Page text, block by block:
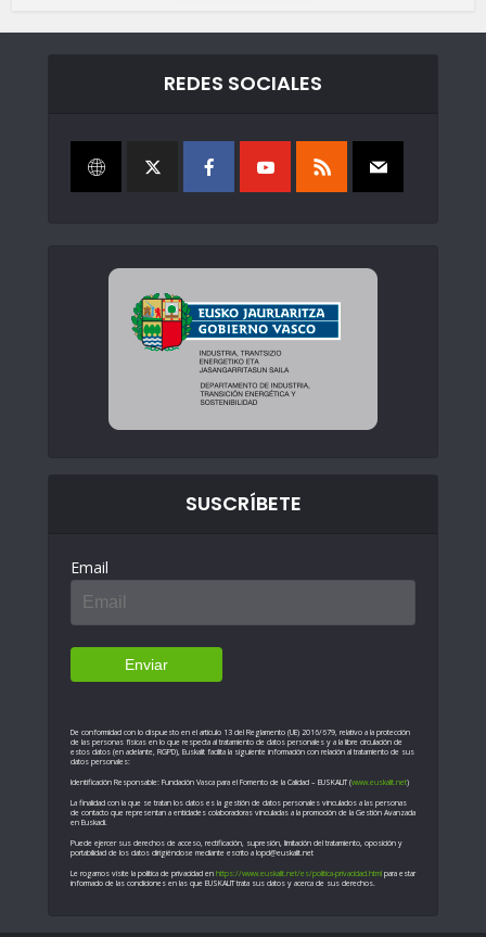
REDES SOCIALES
SUSCRÍBETE
Email
De conformidad con lo dispuesto en el artículo 13 del Reglamento (UE) 2016/679, relativo a la protección
de las personas físicas en lo que respecta al tratamiento de datos personales y a la libre circulación de
estos datos (en adelante, RGPD), Euskalit facilita la siguiente información con relación al tratamiento de sus
datos personales:
Identificación Responsable: Fundación Vasca para el Fomento de la Calidad – EUSKALIT (www.euskalit.net)
La finalidad con la que se tratan los datos es la gestión de datos personales vinculados a las personas
de contacto que representan a entidades colaboradoras vinculadas a la promoción de la Gestión Avanzada
en Euskadi.
Puede ejercer sus derechos de acceso, rectificación, supresión, limitación del tratamiento, oposición y
portabilidad de los datos dirigiéndose mediante escrito a lopd@euskalit.net
Le rogamos visite la política de privacidad en https://www.euskalit.net/es/politica-privacidad.html para estar
informado de las condiciones en las que EUSKALIT trata sus datos y acerca de sus derechos.